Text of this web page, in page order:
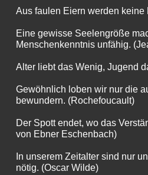
Aus faulen Eiern werden
Eine gewisse Seelengröße
Menschenkenntnis unfähig.
Alter liebt das Wenig, Jugend
Gewöhnlich loben wir nur die
bewundern. (Rochefoucault)
Der Spott endet, wo das
von Ebner Eschenbach)
In unserem Zeitalter sind nur
nötig. (Oscar Wilde)